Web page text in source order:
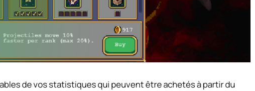
de vos statistiques qui peuvent être achetés à partir du